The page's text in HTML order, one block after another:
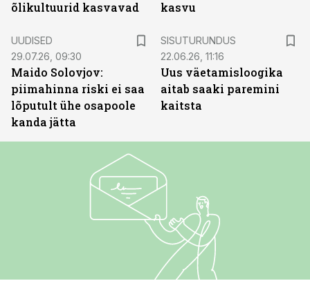
õlikultuurid kasvavad
kasvu
UUDISED
29.07.26, 09:30
Maido Solovjov:
piimahinna riski ei saa
lõputult ühe osapoole
kanda jätta
SISUTURUNDUS
22.06.26, 11:16
Uus väetamisloogika
aitab saaki paremini
kaitsta